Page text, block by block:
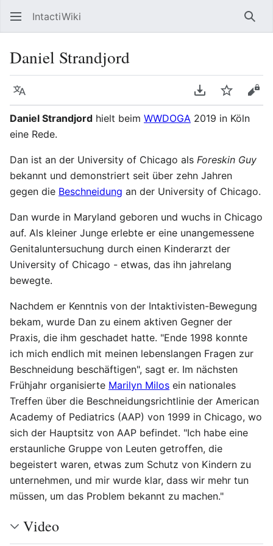
IntactiWiki
Daniel Strandjord
Sprache PDF
Daniel Strandjord hielt beim WWDOGA 2019 in Köln
eine Rede.
Dan ist an der University of Chicago als Foreskin Guy
bekannt und demonstriert seit über zehn Jahren
gegen die Beschneidung an der University of Chicago.
Dan wurde in Maryland geboren und wuchs in Chicago
auf. Als kleiner Junge erlebte er eine unangemessene
Genitaluntersuchung durch einen Kinderarzt der
University of Chicago - etwas, das ihn jahrelang
bewegte.
Nachdem er Kenntnis von der Intaktivisten-Bewegung
bekam, wurde Dan zu einem aktiven Gegner der
Praxis, die ihm geschadet hatte. "Ende 1998 konnte
ich mich endlich mit meinen lebenslangen Fragen zur
Beschneidung beschäftigen", sagt er. Im nächsten
Frühjahr organisierte Marilyn Milos ein nationales
Treffen über die Beschneidungsrichtlinie der American
Academy of Pediatrics (AAP) von 1999 in Chicago, wo
sich der Hauptsitz von AAP befindet. "Ich habe eine
erstaunliche Gruppe von Leuten getroffen, die
begeistert waren, etwas zum Schutz von Kindern zu
unternehmen, und mir wurde klar, dass wir mehr tun
müssen, um das Problem bekannt zu machen."
Video